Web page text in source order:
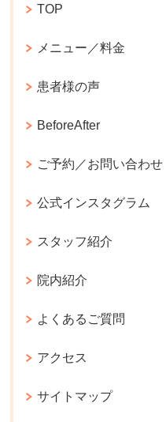
TOP
メニュー／料金
患者様の声
BeforeAfter
ご予約／お問い合わせ
公式インスタグラム
スタッフ紹介
院内紹介
よくあるご質問
アクセス
サイトマップ